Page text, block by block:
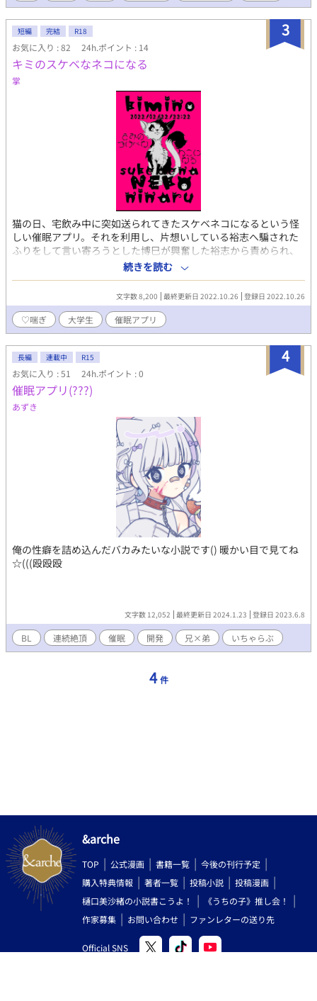
3
短編 完結 R18
お気に入り : 82 24h.ポイント : 14
キミのスケベなネコになる
掌
猫の日、宅飲み中に突如送られてきたスケベネコになるという怪
しい催眠アプリ。それを利用し、片想いしている裕志へ騙された
ふりをして言い寄ろうとした博巳が興奮した裕志から責められ、
そのままなし崩し的なスケベに及ぶ話。前半エロ後半エモ、主な
スケベは乳首と手マンです。 今年の2022/2/22/22:22に投稿した
作品の再録です。 攻め:裕志（ゆうし）/ 破天荒なポジティブ大学
生 受け:博巳（ひろみ）/ 巻き込まれハッカー大学生 pixiv/ムーン
ライトノベルズにも同作品を投稿しています。 なにかありまし
たら（web拍手） http://bit.ly/38kXFb0 Twitter垢・拍手返
信はこちらから行っています https://twitter.com/show1write
続きを読む
文字数 8,200 最終更新日 2022.10.26 登録日 2022.10.26
♡喘ぎ 大学生 催眠アプリ
4
長編 連載中 R15
お気に入り : 51 24h.ポイント : 0
催眠アプリ(???)
あずき
俺の性癖を詰め込んだバカみたいな小説です() 暖かい目で見てね
☆(((殴殴殴
文字数 12,052 最終更新日 2024.1.23 登録日 2023.6.8
BL 連続絶頂 催眠 開発 兄×弟 いちゃらぶ
4 件
&arche
TOP 公式漫画 書籍一覧
今後の刊行予定
購入特典情報
著者一覧 投稿小説
投稿漫画
樋口美沙緒の小説書こうよ！
《うちの子》推し会！
作家募集
お問い合わせ ファンレターの送り先
Official SNS